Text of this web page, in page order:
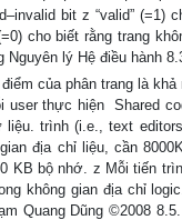
bit z “valid”
cho biết rằng trang
lý Hệ điều hành
của phân trang là
thực hiện  Shared
trình (i.e., text
địa chỉ liệu, cần
KB bộ nhớ. z Mỗi tiến
không gian địa chỉ
Quang Dũng ©2008